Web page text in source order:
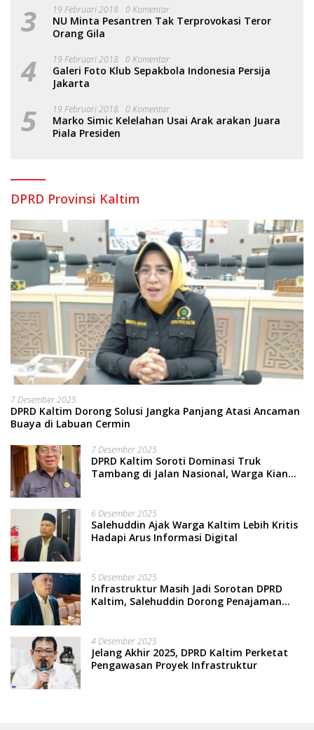
3 19 Februari 2018 0 Komentar
NU Minta Pesantren Tak Terprovokasi Teror
Orang Gila
4 19 Februari 2018 0 Komentar
Galeri Foto Klub Sepakbola Indonesia Persija
Jakarta
5 19 Februari 2018 0 Komentar
Marko Simic Kelelahan Usai Arak arakan Juara
Piala Presiden
DPRD Provinsi Kaltim
7 Desember 2025
DPRD Kaltim Dorong Solusi Jangka Panjang Atasi Ancaman
Buaya di Labuan Cermin
7 Desember 2025
DPRD Kaltim Soroti Dominasi Truk
Tambang di Jalan Nasional, Warga Kian
6 Desember 2025
Salehuddin Ajak Warga Kaltim Lebih Kritis
Hadapi Arus Informasi Digital
5 Desember 2025
Infrastruktur Masih Jadi Sorotan DPRD
Kaltim, Salehuddin Dorong Penajaman
4 Desember 2025
Jelang Akhir 2025, DPRD Kaltim Perketat
Pengawasan Proyek Infrastruktur